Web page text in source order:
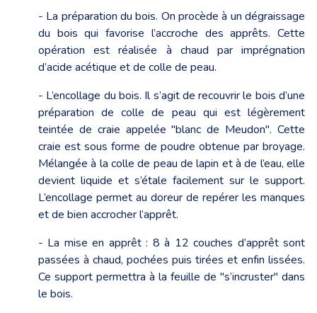
- La préparation du bois. On procède à un dégraissage
du bois qui favorise l’accroche des apprêts. Cette
opération est réalisée à chaud par imprégnation
d’acide acétique et de colle de peau.
- L’encollage du bois. Il s’agit de recouvrir le bois d’une
préparation de colle de peau qui est légèrement
teintée de craie appelée "blanc de Meudon". Cette
craie est sous forme de poudre obtenue par broyage.
Mélangée à la colle de peau de lapin et à de l’eau, elle
devient liquide et s’étale facilement sur le support.
L’encollage permet au doreur de repérer les manques
et de bien accrocher l’apprêt.
- La mise en apprêt : 8 à 12 couches d’apprêt sont
passées à chaud, pochées puis tirées et enfin lissées.
Ce support permettra à la feuille de "s’incruster" dans
le bois.